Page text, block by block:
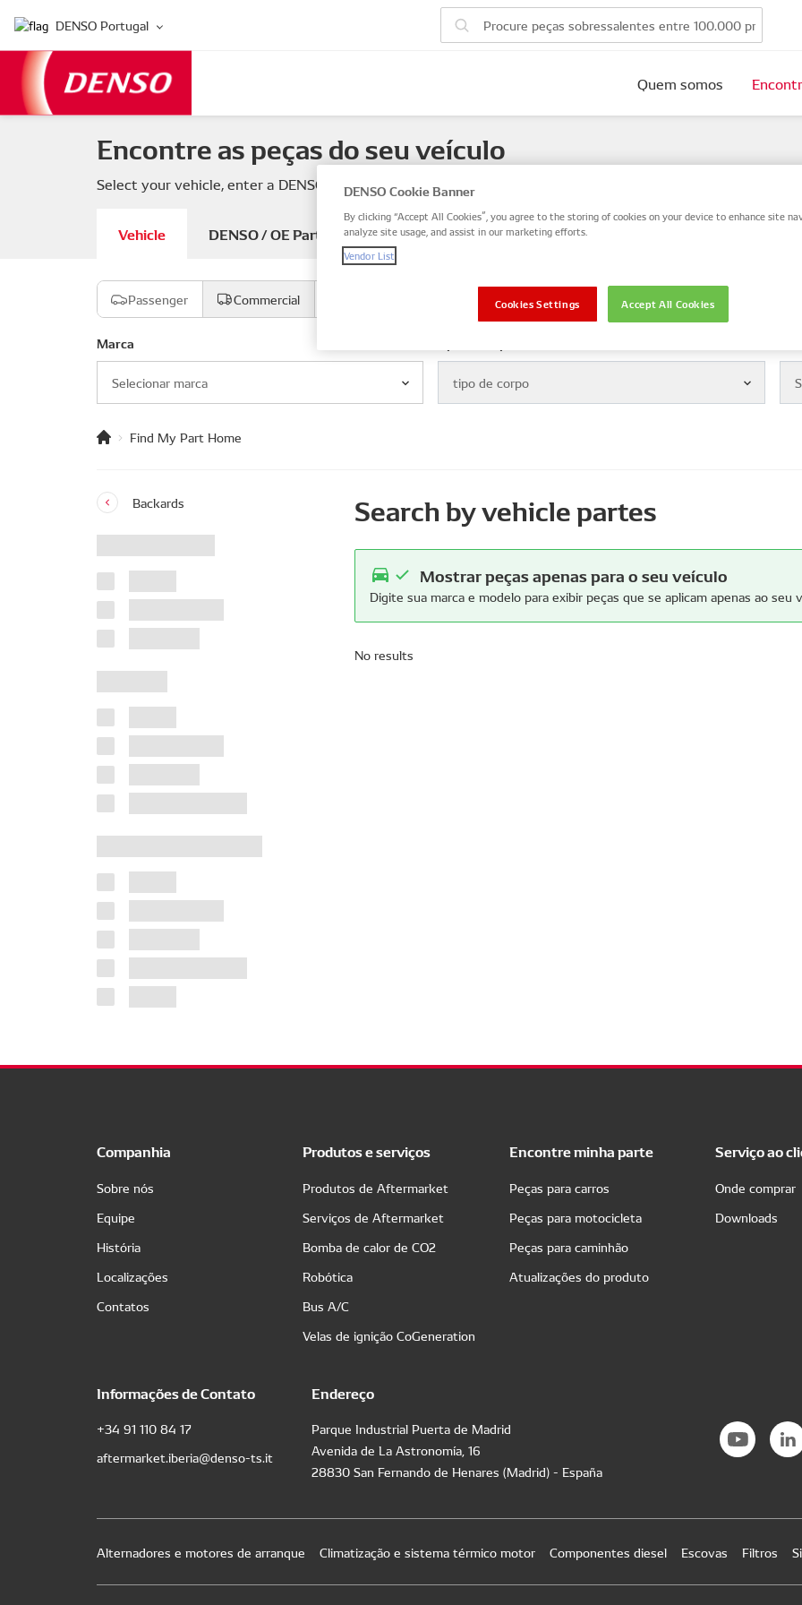
DENSO Portugal
Quem somos
Encontre as peças do seu veículo
Select your vehicle, enter a DENSO or OE part number, or search by VIN / Frame No.
Vehicle DENSO / OE Part number VIN / Frame
Passenger Commercial
Marca
Selecionar marca tipo de corpo
Find My Part Home
Backards Search by vehicle partes
Mostrar peças apenas para o seu veículo
Digite sua marca e modelo para exibir peças que se aplicam apenas ao seu
No results
Companhia
Sobre nós
Equipe
História
Localizações
Contatos
Produtos e serviços
Produtos de Aftermarket
Serviços de Aftermarket
Bomba de calor de CO2
Robótica
Bus A/C
Velas de ignição CoGeneration
Encontre minha parte
Peças para carros
Peças para motocicleta
Peças para caminhão
Atualizações do produto
Serviço ao
Onde comprar
Downloads
Informações de Contato
+34 91 110 84 17
aftermarket.iberia@denso-ts.it
Endereço
Parque Industrial Puerta de Madrid
Avenida de La Astronomía, 16
28830 San Fernando de Henares (Madrid) - España
Alternadores e motores de arranque Climatização e sistema térmico motor Componentes diesel Escovas Filtros
DENSO Cookie Banner
By clicking “Accept All Cookies”, you agree to the storing of cookies on your device to enhance site
analyze site usage, and assist in our marketing efforts.
Vendor List
Accept All Cookies
Cookies Settings